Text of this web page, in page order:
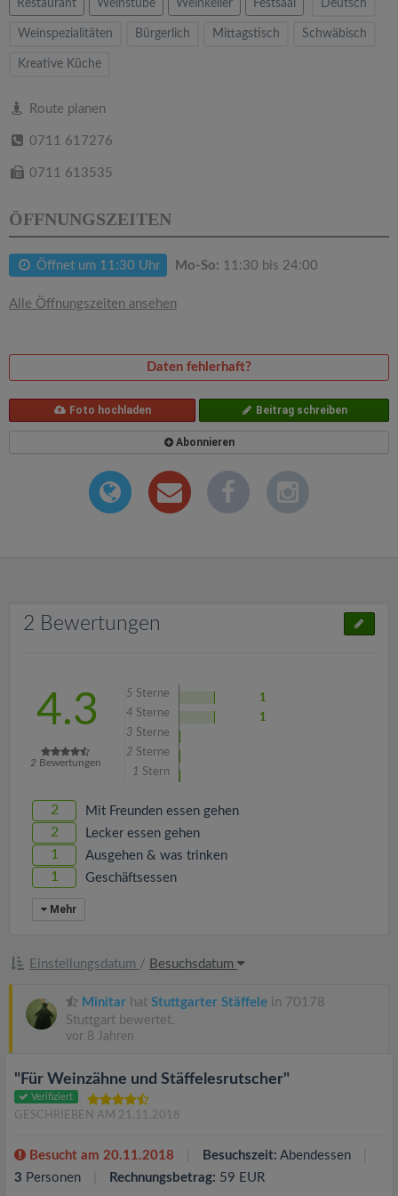
Restaurant Weinstube Weinkeller Festsaal Deutsch
Weinspezialitäten Bürgerlich Mittagstisch Schwäbisch
Kreative Küche
Route planen
0711 617276
0711 613535
ÖFFNUNGSZEITEN
Öffnet um 11:30 Uhr Mo-So: 11:30 bis 24:00
Alle Öffnungszeiten ansehen
Daten fehlerhaft?
Foto hochladen Beitrag schreiben
Abonnieren
2 Bewertungen
4.3
2 Bewertungen
5 Sterne
1
4 Sterne
1
3 Sterne
2 Sterne
1 Stern
2 Mit Freunden essen gehen
2 Lecker essen gehen
1 Ausgehen & was trinken
1 Geschäftsessen
Mehr
Einstellungsdatum / Besuchsdatum
Minitar hat Stuttgarter Stäffele in 70178
Stuttgart bewertet.
vor 8 Jahren
"Für Weinzähne und Stäffelesrutscher"
Verifiziert
GESCHRIEBEN AM 21.11.2018
Besucht am 20.11.2018 Besuchszeit: Abendessen
3 Personen Rechnungsbetrag: 59 EUR
a
i